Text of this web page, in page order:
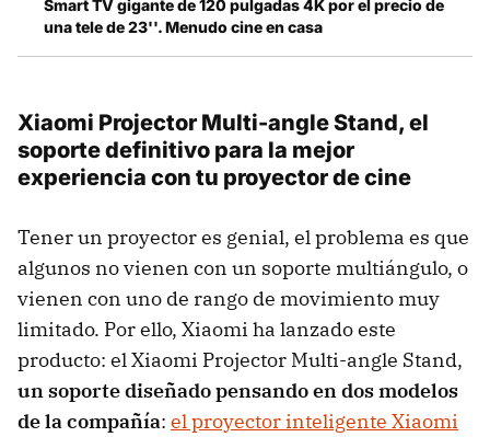
Smart TV gigante de 120 pulgadas 4K por el precio de
una tele de 23''. Menudo cine en casa
Xiaomi Projector Multi-angle Stand, el
soporte definitivo para la mejor
experiencia con tu proyector de cine
Tener un proyector es genial, el problema es que
algunos no vienen con un soporte multiángulo, o
vienen con uno de rango de movimiento muy
limitado. Por ello, Xiaomi ha lanzado este
producto: el Xiaomi Projector Multi-angle Stand,
un soporte diseñado pensando en dos modelos
de la compañía: el proyector inteligente Xiaomi